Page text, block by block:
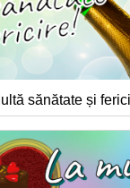
sănătate și